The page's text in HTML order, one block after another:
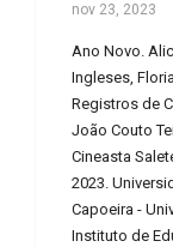
nov 23, 2023
Ano Novo.
Ingleses,
Registros de
João Couto
Cineasta
2023.
Capoeira -
Instituto de